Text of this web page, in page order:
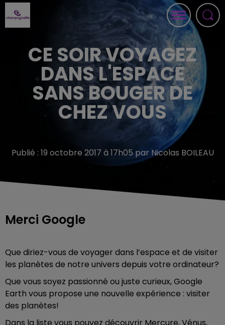
CE SOIR VOYAGEZ
DANS L'ESPACE
SANS BOUGER DE
CHEZ VOUS
Publié : 19 octobre 2017 à 17h05 par Nicolas BOILEAU
Merci Google
Que diriez-vous de voyager dans l’espace et de visiter
les planètes de notre univers depuis votre ordinateur?
Que vous soyez passionné ou juste curieux, Google
Earth vous propose une nouvelle expérience : visiter
des planètes!